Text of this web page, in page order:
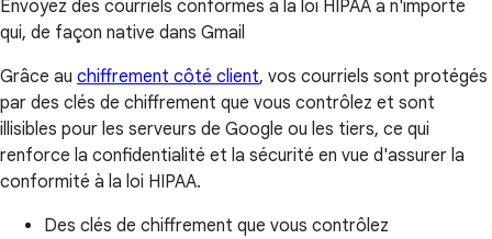
Envoyez des courriels conformes à la loi HIPAA à n'importe
qui, de façon native dans Gmail
Grâce au chiffrement côté client, vos courriels sont protégés
par des clés de chiffrement que vous contrôlez et sont
illisibles pour les serveurs de Google ou les tiers, ce qui
renforce la confidentialité et la sécurité en vue d'assurer la
conformité à la loi HIPAA.
Des clés de chiffrement que vous contrôlez